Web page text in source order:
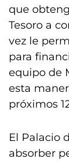
que
Tesoro a
vez le
para
equipo de
esta
próximos
El Palacio
absorber